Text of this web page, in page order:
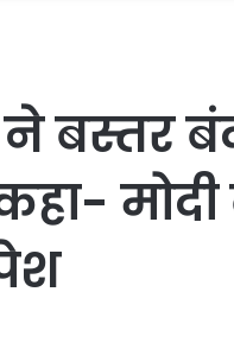
बस्तर